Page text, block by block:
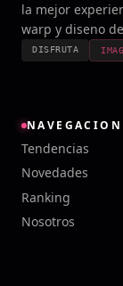
la mejor
warp y diseno
DISFRUTA
NAVEGACION
Tendencias
Novedades
Ranking
Nosotros